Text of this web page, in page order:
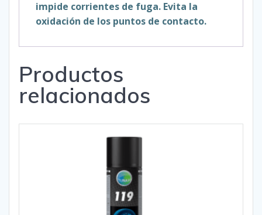
impide corrientes de fuga. Evita la
oxidación de los puntos de contacto.
Productos
relacionados